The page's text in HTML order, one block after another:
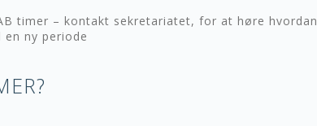
timer – kontakt sekretariatet, for at høre hvordan
ny periode